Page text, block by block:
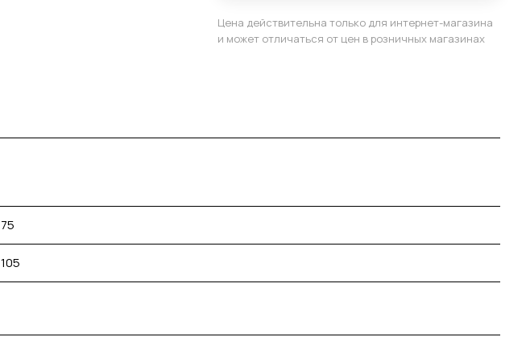
Цена действительна только для интернет-магазина
и может отличаться от цен в розничных магазинах
75
105